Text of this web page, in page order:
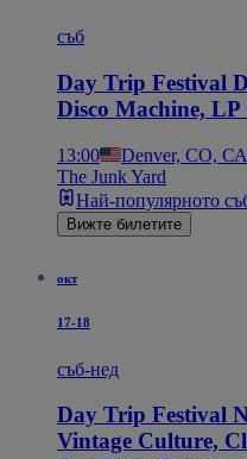
съб
Day Trip Festival
Disco Machine,
13:00 Denver, CO,
The Junk Yard
Най-популярното
Вижте билетите
окт
17-18
съб-нед
Day Trip Festival
Vintage Culture,